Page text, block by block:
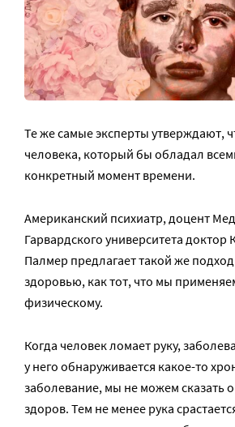
Те же самые эксперты утверждают,
человека, который бы обладал
конкретный момент времени.
Американский психиатр, доцент
Гарвардского университета доктор
Палмер предлагает такой же
здоровью, как тот, что мы
физическому.
Когда человек ломает руку,
у него обнаруживается какое-то
заболевание, мы не можем сказать
здоров. Тем не менее рука